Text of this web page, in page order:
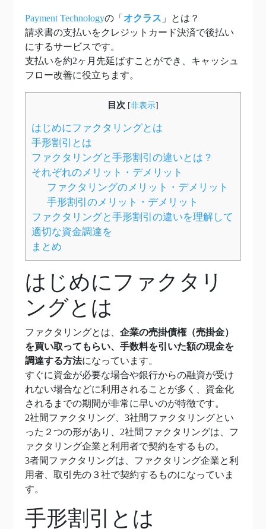
Payment Technologyの「 オクラス 」とは？
請求書の支払いをクレジットカード決済で後払い
にするサービスです。
支払いを約2ヶ月先延ばすことができ、キャッシュ
フロー改善に役立ちます。
目次 [非表示]
はじめにファクタリングとは
手形割引とは
ファクタリングと手形割引の違いとは？
それぞれのメリット・デメリット
ファクタリングのメリット・デメリット
手形割引のメリット・デメリット
ファクタリングと手形割引の違いを理解して
適切な資金調達を
まとめ
はじめにファクタリ
ングとは
ファクタリングとは、 企業の売掛債権（売掛金）
を買い取ってもらい、手数料を引いた額の現金を
調達する方法になっています。
すぐに資金が必要な場合や銀行からの融資が受け
れない場合などに利用されることが多く、資金化
されるまでの期間が非常に早いのが特徴です。
2社間ファクタリング、3社間ファクタリングとい
った２つの形があり、2社間ファクタリングは、フ
ァクタリング企業と利用者で契約をするもの。
3者間ファクタリングは、ファクタリング企業と利
用者、取引先の３社で契約するものになっていま
す。
手形割引とは